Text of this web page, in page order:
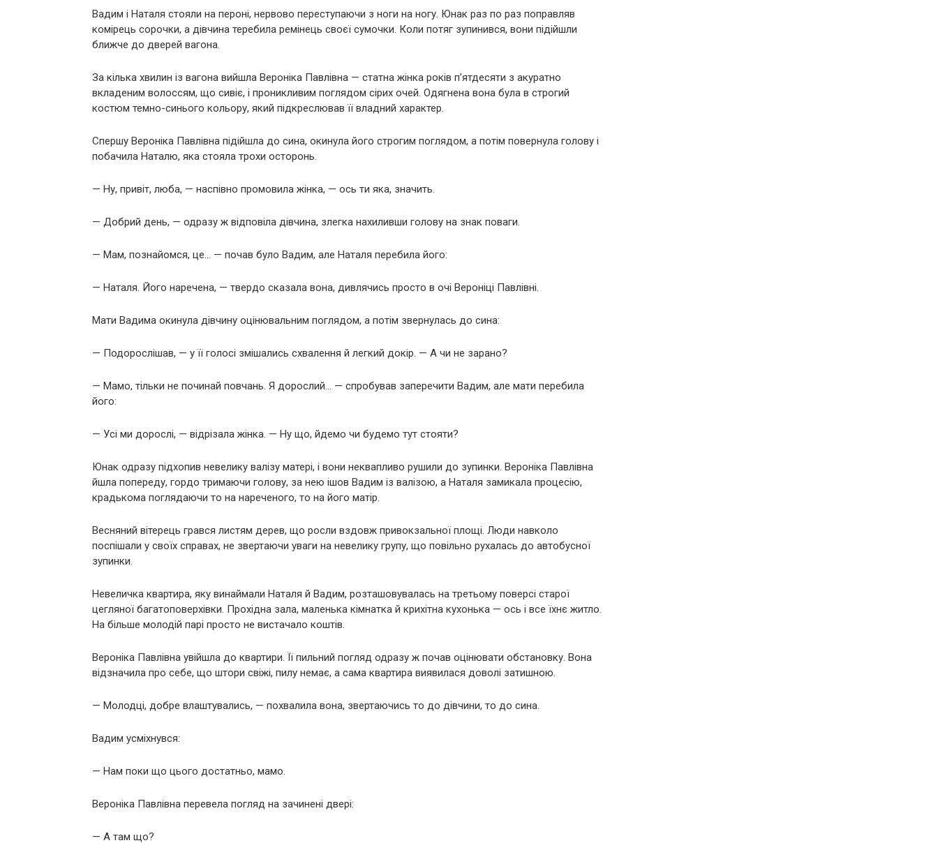
Вадим і Наталя стояли на пероні, нервово переступаючи з ноги на ногу. Юнак раз по раз поправляв
комірець сорочки, а дівчина теребила ремінець своєї сумочки. Коли потяг зупинився, вони підійшли
ближче до дверей вагона.
За кілька хвилин із вагона вийшла Вероніка Павлівна — статна жінка років п’ятдесяти з акуратно
вкладеним волоссям, що сивіє, і проникливим поглядом сірих очей. Одягнена вона була в строгий
костюм темно-синього кольору, який підкреслював її владний характер.
Спершу Вероніка Павлівна підійшла до сина, окинула його строгим поглядом, а потім повернула голову і
побачила Наталю, яка стояла трохи осторонь.
— Ну, привіт, люба, — наспівно промовила жінка, — ось ти яка, значить.
— Добрий день, — одразу ж відповіла дівчина, злегка нахиливши голову на знак поваги.
— Мам, познайомся, це… — почав було Вадим, але Наталя перебила його:
— Наталя. Його наречена, — твердо сказала вона, дивлячись просто в очі Вероніці Павлівні.
Мати Вадима окинула дівчину оцінювальним поглядом, а потім звернулась до сина:
— Подорослішав, — у її голосі змішались схвалення й легкий докір. — А чи не зарано?
— Мамо, тільки не починай повчань. Я дорослий… — спробував заперечити Вадим, але мати перебила
його:
— Усі ми дорослі, — відрізала жінка. — Ну що, йдемо чи будемо тут стояти?
Юнак одразу підхопив невелику валізу матері, і вони неквапливо рушили до зупинки. Вероніка Павлівна
йшла попереду, гордо тримаючи голову, за нею ішов Вадим із валізою, а Наталя замикала процесію,
крадькома поглядаючи то на нареченого, то на його матір.
Весняний вітерець грався листям дерев, що росли вздовж привокзальної площі. Люди навколо
поспішали у своїх справах, не звертаючи уваги на невелику групу, що повільно рухалась до автобусної
зупинки.
Невеличка квартира, яку винаймали Наталя й Вадим, розташовувалась на третьому поверсі старої
цегляної багатоповерхівки. Прохідна зала, маленька кімнатка й крихітна кухонька — ось і все їхнє житло.
На більше молодій парі просто не вистачало коштів.
Вероніка Павлівна увійшла до квартири. Її пильний погляд одразу ж почав оцінювати обстановку. Вона
відзначила про себе, що штори свіжі, пилу немає, а сама квартира виявилася доволі затишною.
— Молодці, добре влаштувались, — похвалила вона, звертаючись то до дівчини, то до сина.
Вадим усміхнувся:
— Нам поки що цього достатньо, мамо.
Вероніка Павлівна перевела погляд на зачинені двері:
— А там що?